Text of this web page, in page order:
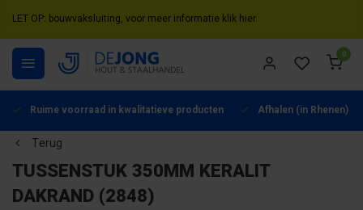
LET OP: bouwvaksluiting, voor meer informatie klik hier.
0
Ruime voorraad in kwalitatieve producten Afhalen (in Rhenen)
Terug
TUSSENSTUK 350MM KERALIT
DAKRAND (2848)